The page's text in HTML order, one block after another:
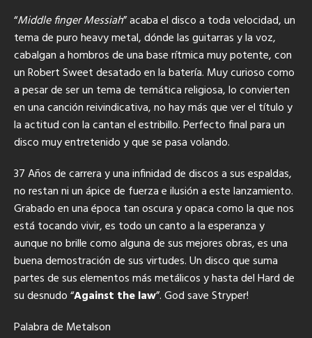
“Middle finger Messiah” acaba el disco a toda velocidad, un
tema de puro heavy metal, dónde las guitarras y la voz,
cabalgan a hombros de una base rítmica muy potente, con
un Robert Sweet desatado en la batería. Muy curioso como
a pesar de ser un tema de temática religiosa, lo convierten
en una canción reivindicativa, no hay más que ver el título y
la actitud con la cantan el estribillo. Perfecto final para un
disco muy entretenido y que se pasa volando.
37 Años de carrera y una infinidad de discos a sus espaldas,
no restan ni un ápice de fuerza e ilusión a este lanzamiento.
Grabado en una época tan oscura y opaca como la que nos
está tocando vivir, es todo un canto a la esperanza y
aunque no brille como alguna de sus mejores obras, es una
buena demostración de sus virtudes. Un disco que suma
partes de sus elementos más metálicos y hasta del Hard de
su desnudo “Against the law”. God save Stryper!
Palabra de Metalson